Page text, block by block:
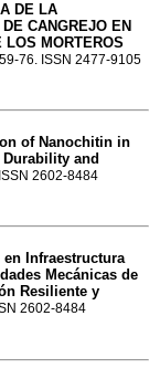
DE LA
CANGREJO EN
LOS MORTEROS
76. ISSN 2477-9105
of Nanochitin in
and
2602-8484
en Infraestructura
Mecánicas de
Resiliente y
2602-8484